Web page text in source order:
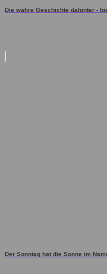
Die wahre Geschichte dahinter -
Der Sonntag hat die Sonne im